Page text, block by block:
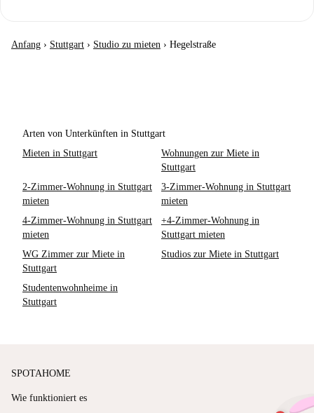
Anfang › Stuttgart › Studio zu mieten › Hegelstraße
Arten von Unterkünften in Stuttgart
Mieten in Stuttgart
Wohnungen zur Miete in
Stuttgart
2-Zimmer-Wohnung in Stuttgart
mieten
3-Zimmer-Wohnung in Stuttgart
mieten
4-Zimmer-Wohnung in Stuttgart
mieten
+4-Zimmer-Wohnung in
Stuttgart mieten
WG Zimmer zur Miete in
Stuttgart
Studios zur Miete in Stuttgart
Studentenwohnheime in
Stuttgart
SPOTAHOME
Wie funktioniert es